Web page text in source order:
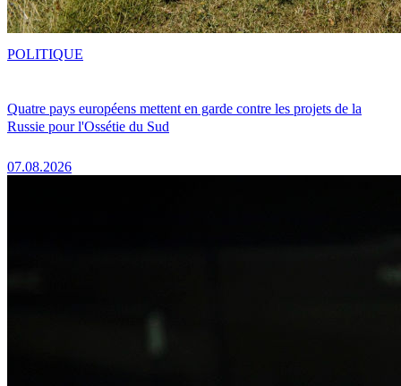
Quatre pays européens mettent en garde contre les projets de la
Russie pour l'Ossétie du Sud
07.08.2026
POLITIQUE